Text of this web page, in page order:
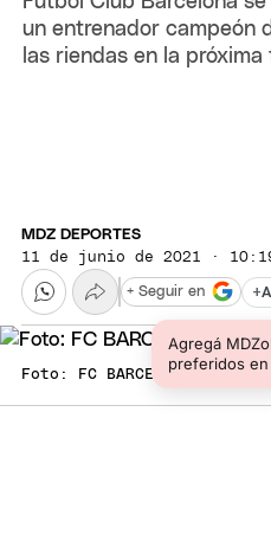
un entrenador campeón
las riendas en la próxima
MDZ DEPORTES
11 de junio de 2021 ·
+
Agregá
preferidos en
+ Seguir en
Foto: FC BARCELONA